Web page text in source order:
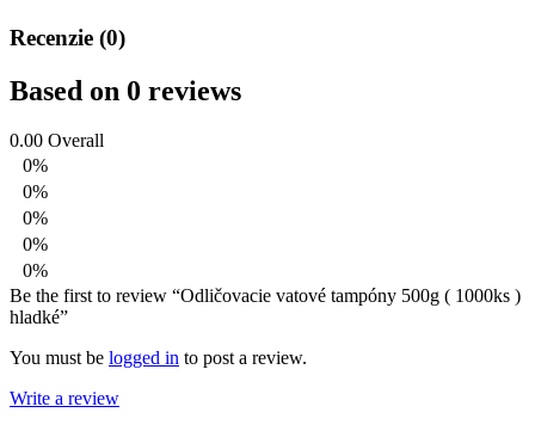
Recenzie (0)
Based on 0 reviews
0.00 Overall
0%
0%
0%
0%
0%
Be the first to review “Odličovacie vatové tampóny 500g ( 1000ks )
hladké”
You must be logged in to post a review.
Write a review